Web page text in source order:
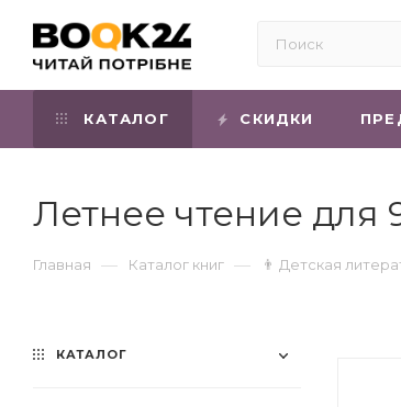
КАТАЛОГ СКИДКИ
Летнее чтение для
Главная — Каталог книг — 👨 Детская
КАТАЛОГ